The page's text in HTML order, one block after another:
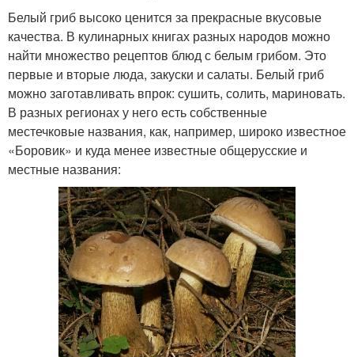
Белый гриб высоко ценится за прекрасные вкусовые
качества. В кулинарных книгах разных народов можно
найти множество рецептов блюд с белым грибом. Это
первые и вторые люда, закуски и салаты. Белый гриб
можно заготавливать впрок: сушить, солить, мариновать.
В разных регионах у него есть собственные
местечковые названия, как, например, широко известное
«Боровик» и куда менее известные общерусские и
местные названия: